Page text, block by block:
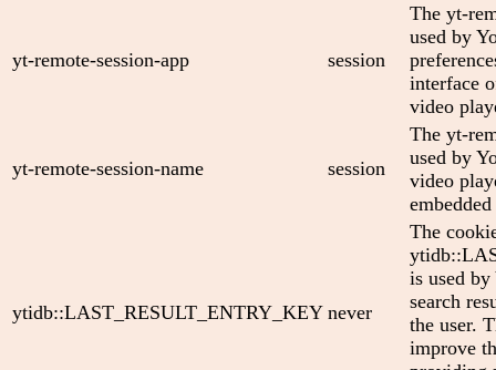
yt-remote-session-app session
The yt-
used by
interface
video
yt-remote-session-name session
The yt-
used by
video
ytidb::LAST_RESULT_ENTRY_KEY never
The
is used by
search
the user.
improve